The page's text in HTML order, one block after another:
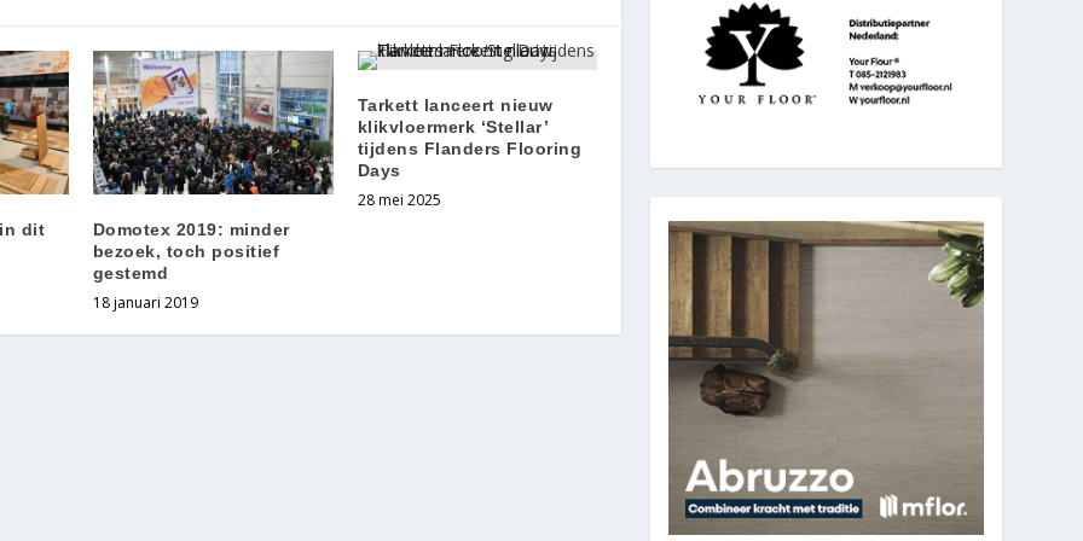
dit
Domotex 2019: minder
bezoek, toch positief
gestemd
18 januari 2019
Tarkett lanceert nieuw
klikvloermerk ‘Stellar’
tijdens Flanders Flooring
Days
28 mei 2025